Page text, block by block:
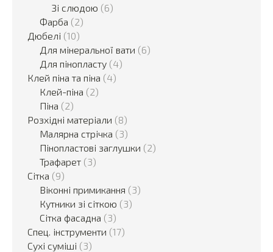
Зі слюдою (6)
Фарба (2)
Дюбелі (10)
Для мінеральної вати (6)
Для пінопласту (4)
Клей піна та піна (4)
Клей-піна (2)
Піна (2)
Розхідні матеріали (8)
Малярна стрічка (3)
Пінопластові заглушки (2)
Трафарет (3)
Сітка (9)
Віконні примикання (3)
Кутники зі сіткою (3)
Сітка фасадна (3)
Спец. інструменти (17)
Сухі суміші (3)